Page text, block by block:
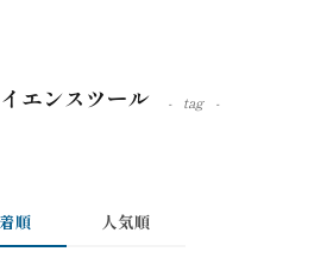
エンスツール tag
順 人気順